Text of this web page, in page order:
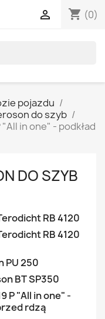
shopping_cart (0)

pojazdu
do szyb
in one" - podkład
DO SZYB
RB 4120
RB 4120
PU 250
BT SP350
P "All in one" -
rdzą